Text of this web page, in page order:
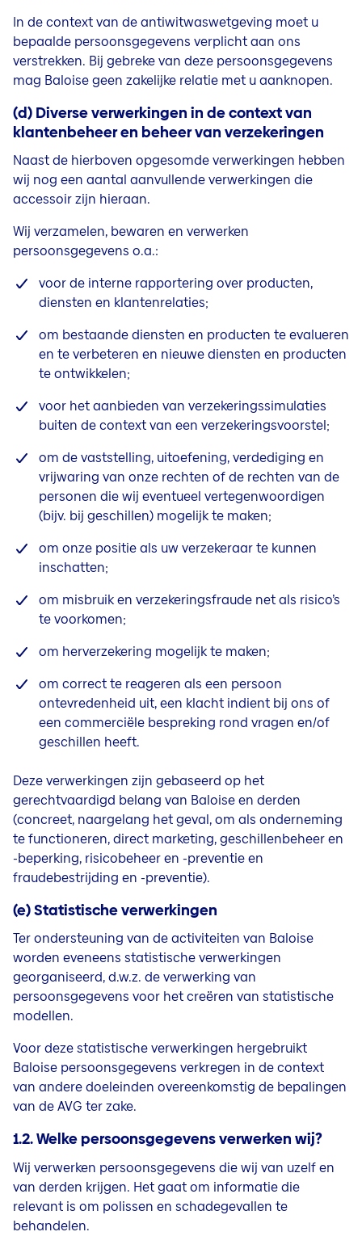
In de context van de antiwitwaswetgeving moet u
bepaalde persoonsgegevens verplicht aan ons
verstrekken. Bij gebreke van deze persoonsgegevens
mag Baloise geen zakelijke relatie met u aanknopen.
(d) Diverse verwerkingen in de context van
klantenbeheer en beheer van verzekeringen
Naast de hierboven opgesomde verwerkingen hebben
wij nog een aantal aanvullende verwerkingen die
accessoir zijn hieraan.
Wij verzamelen, bewaren en verwerken
persoonsgegevens o.a.:
voor de interne rapportering over producten,
diensten en klantenrelaties;
om bestaande diensten en producten te evalueren
en te verbeteren en nieuwe diensten en producten
te ontwikkelen;
voor het aanbieden van verzekeringssimulaties
buiten de context van een verzekeringsvoorstel;
om de vaststelling, uitoefening, verdediging en
vrijwaring van onze rechten of de rechten van de
personen die wij eventueel vertegenwoordigen
(bijv. bij geschillen) mogelijk te maken;
om onze positie als uw verzekeraar te kunnen
inschatten;
om misbruik en verzekeringsfraude net als risico’s
te voorkomen;
om herverzekering mogelijk te maken;
om correct te reageren als een persoon
ontevredenheid uit, een klacht indient bij ons of
een commerciële bespreking rond vragen en/of
geschillen heeft.
Deze verwerkingen zijn gebaseerd op het
gerechtvaardigd belang van Baloise en derden
(concreet, naargelang het geval, om als onderneming
te functioneren, direct marketing, geschillenbeheer en
-beperking, risicobeheer en -preventie en
fraudebestrijding en -preventie).
(e) Statistische verwerkingen
Ter ondersteuning van de activiteiten van Baloise
worden eveneens statistische verwerkingen
georganiseerd, d.w.z. de verwerking van
persoonsgegevens voor het creëren van statistische
modellen.
Voor deze statistische verwerkingen hergebruikt
Baloise persoonsgegevens verkregen in de context
van andere doeleinden overeenkomstig de bepalingen
van de AVG ter zake.
1.2. Welke persoonsgegevens verwerken wij?
Wij verwerken persoonsgegevens die wij van uzelf en
van derden krijgen. Het gaat om informatie die
relevant is om polissen en schadegevallen te
behandelen.